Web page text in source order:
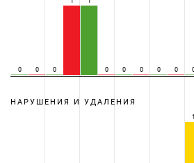
0 0 0 0 0 0 0 0
НАРУШЕНИЯ И УДАЛЕНИЯ
1